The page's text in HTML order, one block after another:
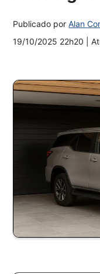
Publicado porAlan
19/10/2025 22h20
|